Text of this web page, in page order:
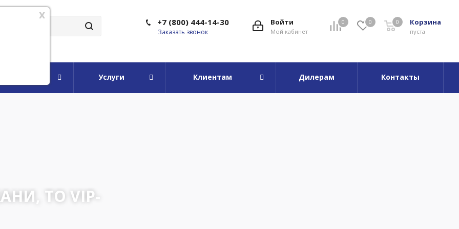
0 0 Корзина
пуста
0
Войти
Мой кабинет
+7 (800) 444-14-30
Заказать звонок
Услуги Клиентам Дилерам Контакты
x
5000
ТО VIP-
РЕШЕНИЯ